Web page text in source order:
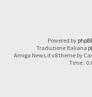
Powered by
Traduzione Italiana
Amiga News.it v8 theme by
Time :